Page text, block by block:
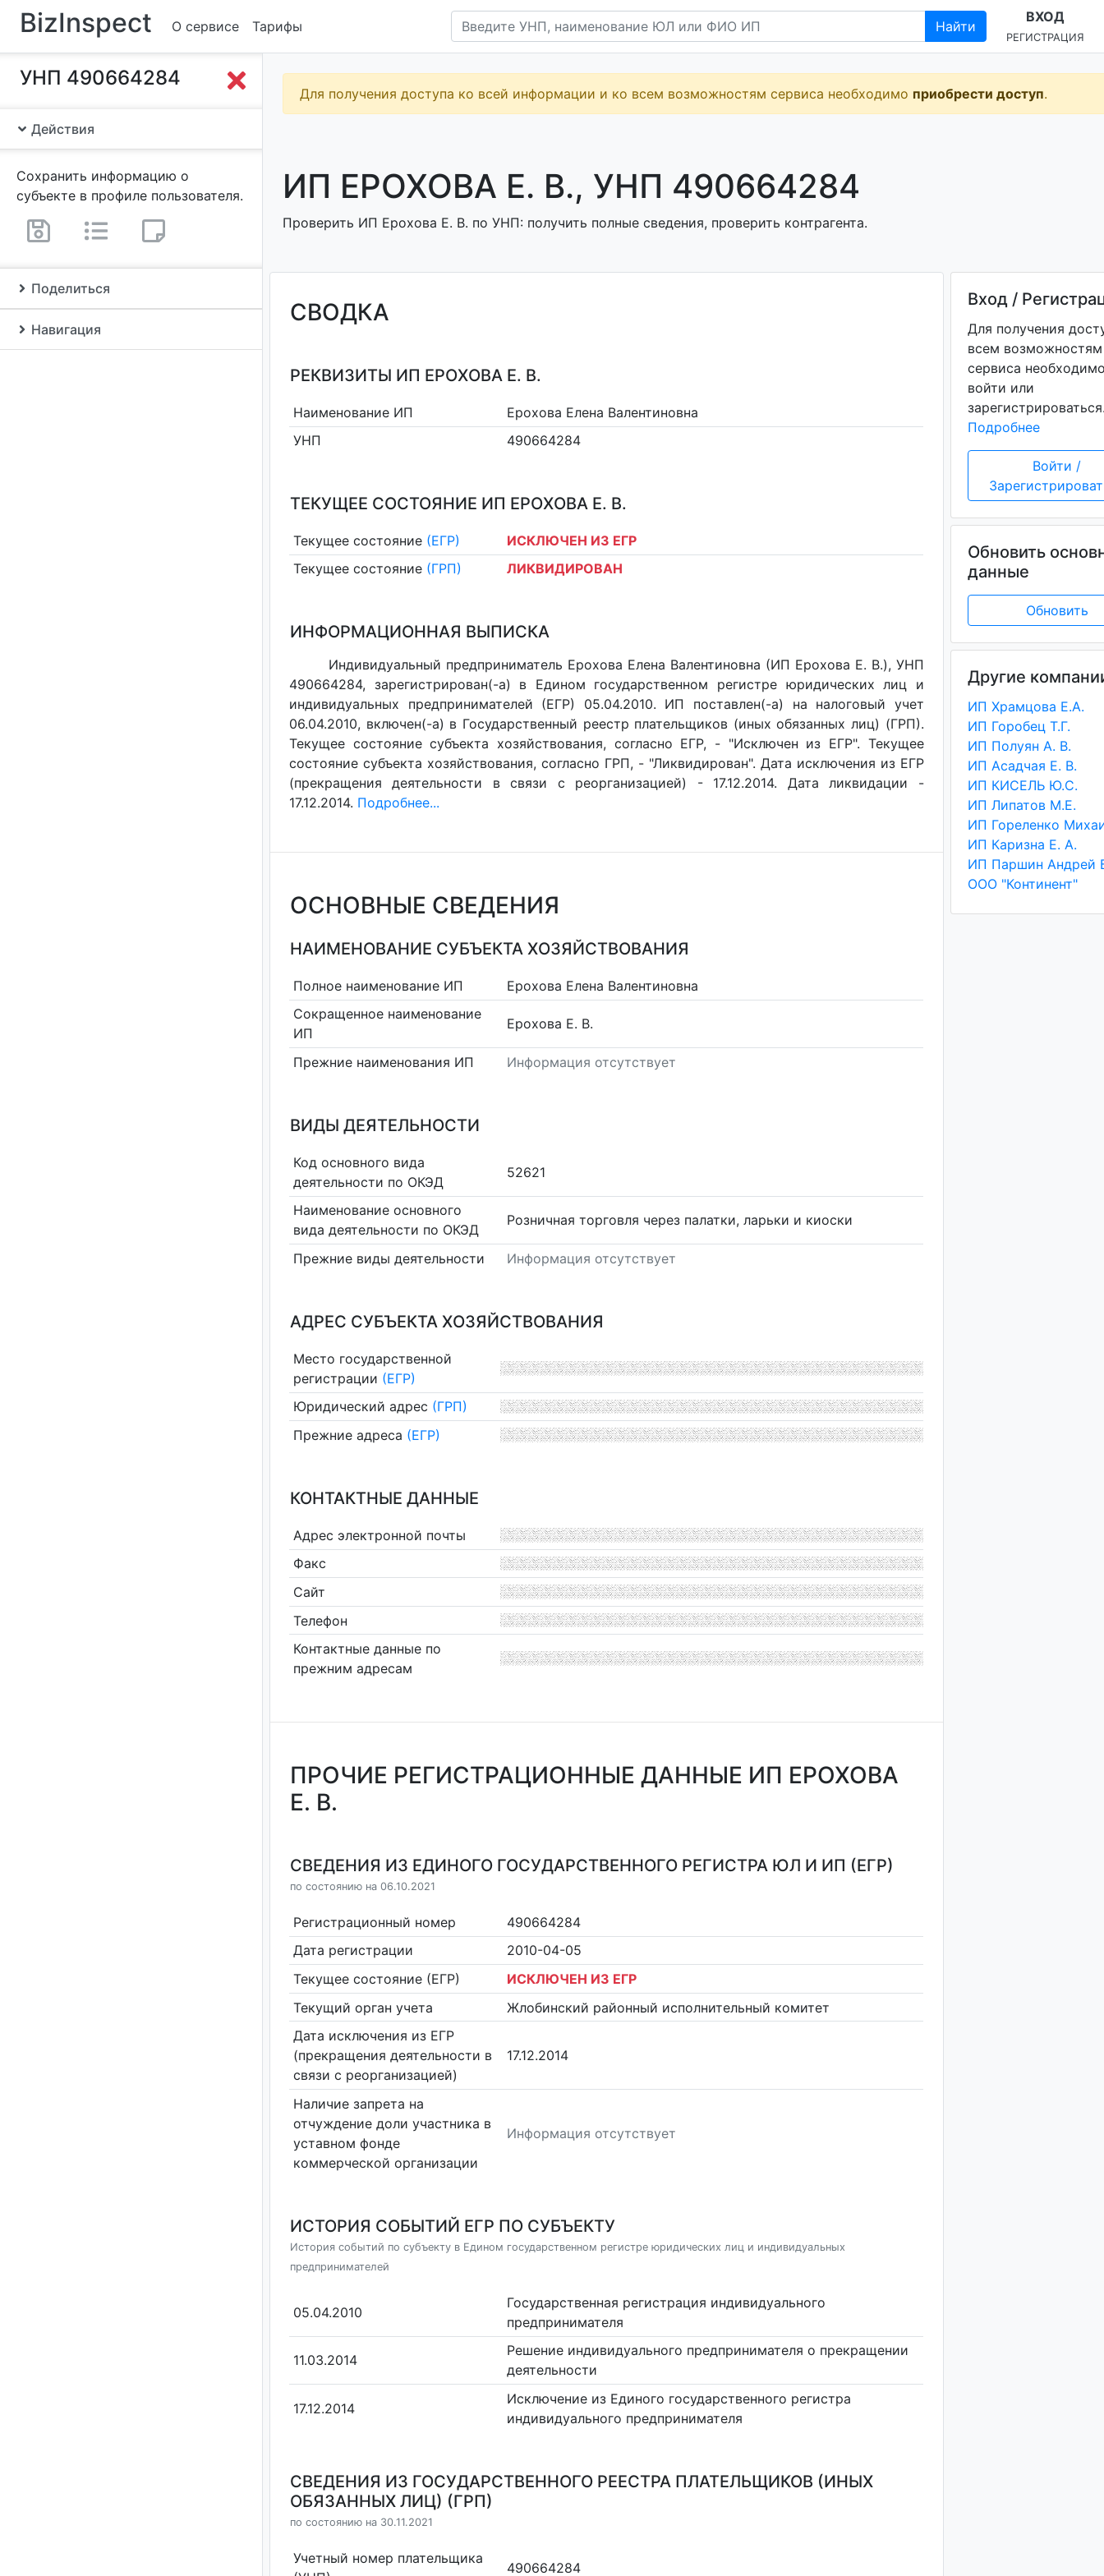
BizInspect О сервисе Тарифы Найти
ВХОД
РЕГИСТРАЦИЯ
УНП 490664284
Действия
Сохранить информацию о
субъекте в профиле пользователя.
Поделиться
Навигация
Для получения доступа ко всей информации и ко всем возможностям сервиса необходимо приобрести доступ.
ИП ЕРОХОВА Е. В., УНП 490664284
Проверить ИП Ерохова Е. В. по УНП: получить полные сведения, проверить контрагента.
СВОДКА
РЕКВИЗИТЫ ИП ЕРОХОВА Е. В.
Наименование ИП
Ерохова Елена Валентиновна
УНП
490664284
ТЕКУЩЕЕ СОСТОЯНИЕ ИП ЕРОХОВА Е. В.
Текущее состояние (ЕГР)
ИСКЛЮЧЕН ИЗ ЕГР
Текущее состояние (ГРП) ЛИКВИДИРОВАН
ИНФОРМАЦИОННАЯ ВЫПИСКА
Индивидуальный предприниматель Ерохова Елена Валентиновна (ИП Ерохова Е. В.), УНП
490664284, зарегистрирован(-а) в Едином государственном регистре юридических лиц и
индивидуальных предпринимателей (ЕГР) 05.04.2010. ИП поставлен(-a) на налоговый учет
06.04.2010, включен(-a) в Государственный реестр плательщиков (иных обязанных лиц) (ГРП).
Текущее состояние субъекта хозяйствования, согласно ЕГР, - "Исключен из ЕГР". Текущее
состояние субъекта хозяйствования, согласно ГРП, - "Ликвидирован". Дата исключения из ЕГР
(прекращения деятельности в связи с реорганизацией) - 17.12.2014. Дата ликвидации -
17.12.2014. Подробнее...
ОСНОВНЫЕ СВЕДЕНИЯ
НАИМЕНОВАНИЕ СУБЪЕКТА ХОЗЯЙСТВОВАНИЯ
Полное наименование ИП
Ерохова Елена Валентиновна
Сокращенное наименование
ИП
Ерохова Е. В.
Прежние наименования ИП Информация отсутствует
ВИДЫ ДЕЯТЕЛЬНОСТИ
Код основного вида
деятельности по ОКЭД
52621
Наименование основного
вида деятельности по ОКЭД
Розничная торговля через палатки, ларьки и киоски
Прежние виды деятельности Информация отсутствует
АДРЕС СУБЪЕКТА ХОЗЯЙСТВОВАНИЯ
Место государственной
регистрации (ЕГР)
Юридический адрес (ГРП)
Прежние адреса (ЕГР)
КОНТАКТНЫЕ ДАННЫЕ
Адрес электронной почты
Факс
Сайт
Телефон
Контактные данные по
прежним адресам
ПРОЧИЕ РЕГИСТРАЦИОННЫЕ ДАННЫЕ ИП ЕРОХОВА
Е. В.
СВЕДЕНИЯ ИЗ ЕДИНОГО ГОСУДАРСТВЕННОГО РЕГИСТРА ЮЛ И ИП (ЕГР)
по состоянию на 06.10.2021
Регистрационный номер
490664284
Дата регистрации
2010-04-05
Текущее состояние (ЕГР)
ИСКЛЮЧЕН ИЗ ЕГР
Текущий орган учета
Жлобинский районный исполнительный комитет
Дата исключения из ЕГР
(прекращения деятельности в
связи с реорганизацией)
17.12.2014
Наличие запрета на
отчуждение доли участника в
уставном фонде
коммерческой организации
Информация отсутствует
ИСТОРИЯ СОБЫТИЙ ЕГР ПО СУБЪЕКТУ
История событий по субъекту в Едином государственном регистре юридических лиц и индивидуальных
предпринимателей
05.04.2010
Государственная регистрация индивидуального
предпринимателя
11.03.2014
Решение индивидуального предпринимателя о прекращении
деятельности
17.12.2014
Исключение из Единого государственного регистра
индивидуального предпринимателя
СВЕДЕНИЯ ИЗ ГОСУДАРСТВЕННОГО РЕЕСТРА ПЛАТЕЛЬЩИКОВ (ИНЫХ
ОБЯЗАННЫХ ЛИЦ) (ГРП)
по состоянию на 30.11.2021
Учетный номер плательщика
490664284
Вход /
Для получения
всем возможностям
сервиса
войти или
Подробнее
Войти /
Обновить
данные
Обновить
Другие
ИП Храмцова Е.А.
ИП Горобец Т.Г.
ИП Полуян А. В.
ИП Асадчая Е. В.
ИП КИСЕЛЬ Ю.С.
ИП Липатов М.Е.
ИП Каризна Е. А.
ООО "Континент"